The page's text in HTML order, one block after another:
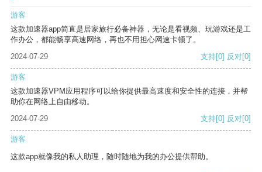
游客
这款加速器app简直是居家旅行必备神器，无论是看视频、玩游戏还是工
作办公，都能畅享高速网络，再也不用担心网速卡顿了。
2024-07-29
支持[0] 反对[0]
游客
这款加速器VPM应用程序可以给你提供最高速度和安全性的连接，并帮
助你在网络上自由移动。
2024-07-29
支持[0] 反对[0]
游客
这款app就像我的私人助理，随时随地为我的办公提供帮助。